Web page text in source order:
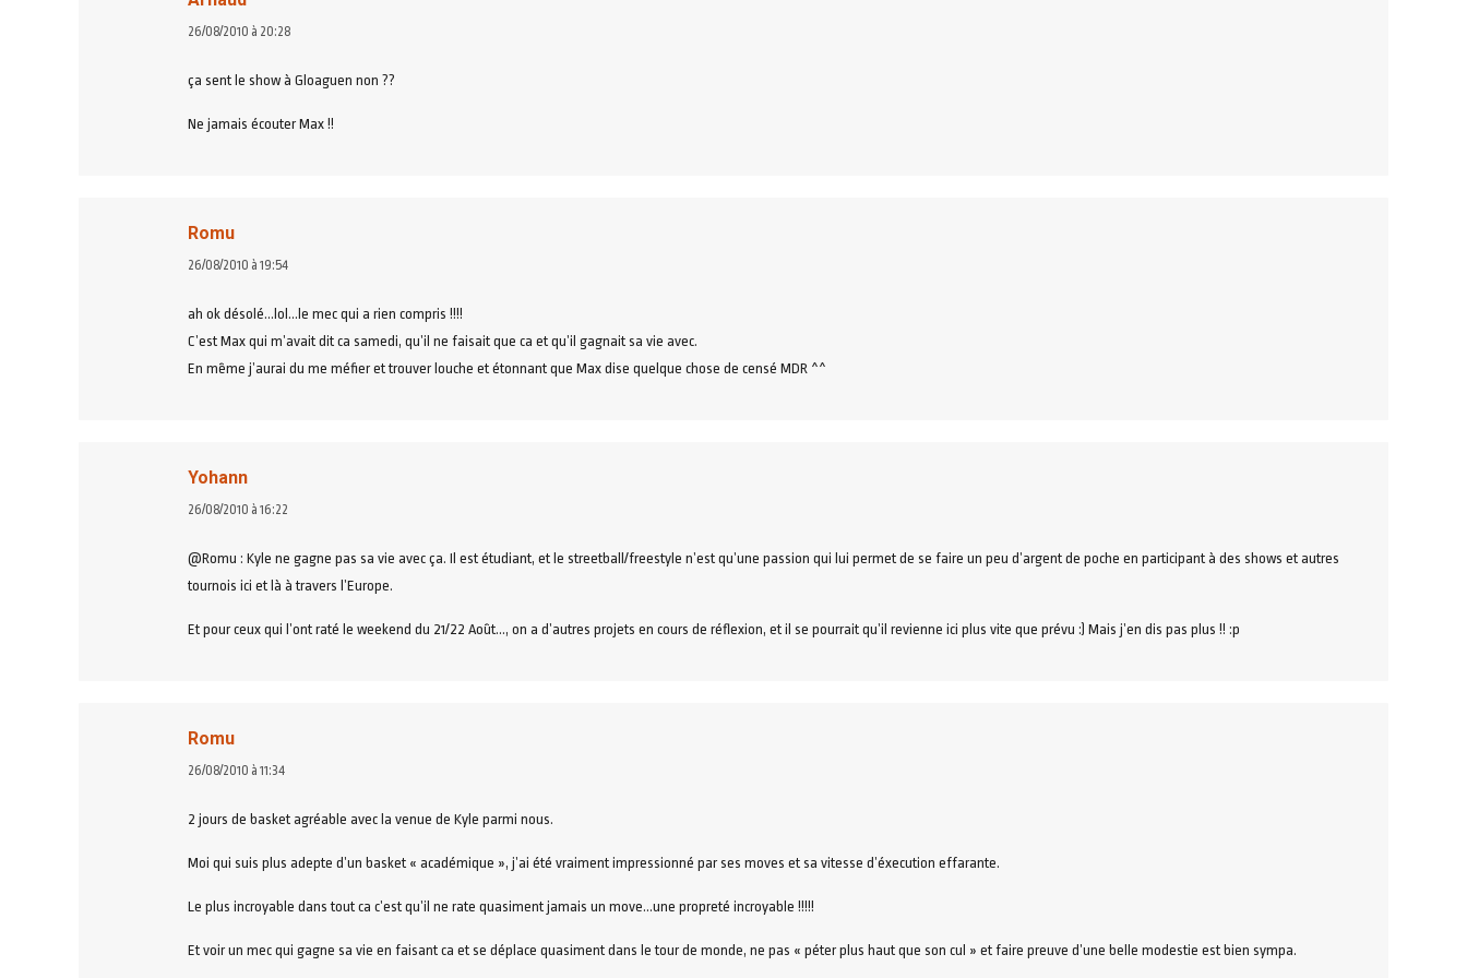
dit
26/08/2010 à 20:28
ça sent le show à Gloaguen non ??
Ne jamais écouter Max !!
Romu
dit
26/08/2010 à 19:54
ah ok désolé…lol…le mec qui a rien compris !!!!
C’est Max qui m’avait dit ca samedi, qu’il ne faisait que ca et qu’il gagnait sa vie avec.
En même j’aurai du me méfier et trouver louche et étonnant que Max dise quelque chose de censé MDR ^^
Yohann
dit
26/08/2010 à 16:22
@Romu : Kyle ne gagne pas sa vie avec ça. Il est étudiant, et le streetball/freestyle n’est qu’une passion qui lui permet de se faire un peu d’argent de poche en participant à des shows et autres
tournois ici et là à travers l’Europe.
Et pour ceux qui l’ont raté le weekend du 21/22 Août…, on a d’autres projets en cours de réflexion, et il se pourrait qu’il revienne ici plus vite que prévu :) Mais j’en dis pas plus !! :p
Romu
dit
26/08/2010 à 11:34
2 jours de basket agréable avec la venue de Kyle parmi nous.
Moi qui suis plus adepte d’un basket « académique », j’ai été vraiment impressionné par ses moves et sa vitesse d’éxecution effarante.
Le plus incroyable dans tout ca c’est qu’il ne rate quasiment jamais un move…une propreté incroyable !!!!!
Et voir un mec qui gagne sa vie en faisant ca et se déplace quasiment dans le tour de monde, ne pas « péter plus haut que son cul » et faire preuve d’une belle modestie est bien sympa.